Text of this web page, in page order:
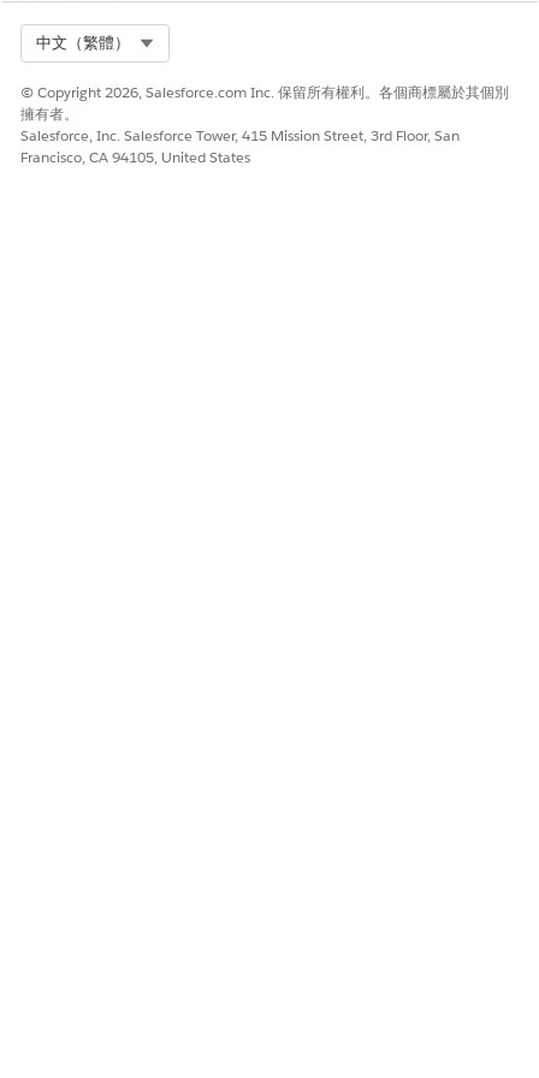
中文（繁體）
© Copyright 2026, Salesforce.com Inc. 保留所有權利。各個商標屬於其個別
擁有者。
Salesforce, Inc. Salesforce Tower, 415 Mission Street, 3rd Floor, San
Francisco, CA 94105, United States